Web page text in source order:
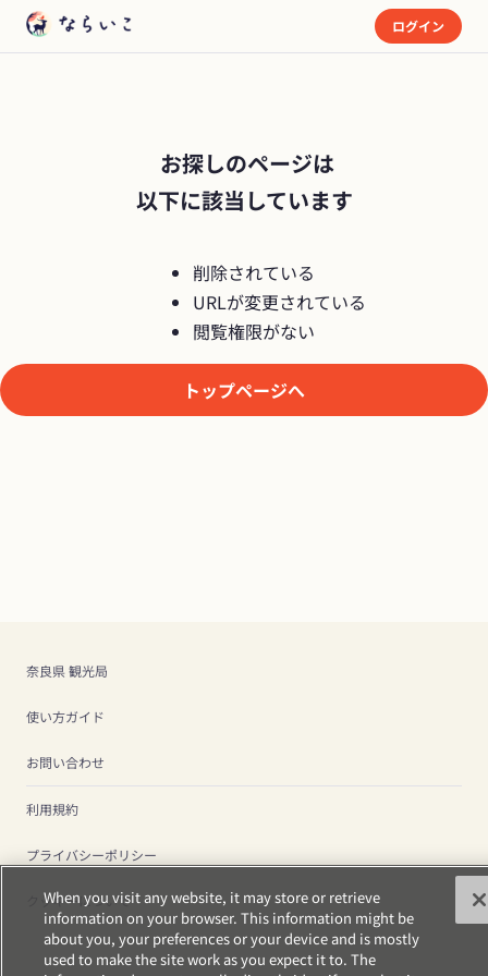
ログイン
以下に該当しています
削除されている
URLが変更されている
閲覧権限がない
トップページへ
奈良県 観光局
使い方ガイド
お問い合わせ
利用規約
プライバシーポリシー
クッキーについて
When you visit any website, it may store or retrieve
information on your browser. This information might be
about you, your preferences or your device and is mostly
used to make the site work as you expect it to. The